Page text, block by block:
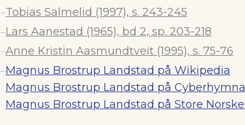
–Tobias Salmelid (1997), s. 243-245
–Lars Aanestad (1965), bd 2, sp. 203-218
–Anne Kristin Aasmundtveit (1995), s. 75-76
–Magnus Brostrup Landstad på Wikipedia
Magnus Brostrup Landstad på Cyberhymnal
Magnus Brostrup Landstad på Store